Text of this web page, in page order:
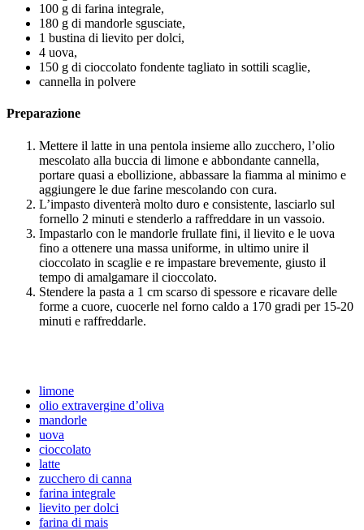
100 g di farina integrale,
180 g di mandorle sgusciate,
1 bustina di lievito per dolci,
4 uova,
150 g di cioccolato fondente tagliato in sottili scaglie,
cannella in polvere
Preparazione
Mettere il latte in una pentola insieme allo zucchero, l’olio
mescolato alla buccia di limone e abbondante cannella,
portare quasi a ebollizione, abbassare la fiamma al minimo e
aggiungere le due farine mescolando con cura.
L’impasto diventerà molto duro e consistente, lasciarlo sul
fornello 2 minuti e stenderlo a raffreddare in un vassoio.
Impastarlo con le mandorle frullate fini, il lievito e le uova
fino a ottenere una massa uniforme, in ultimo unire il
cioccolato in scaglie e re impastare brevemente, giusto il
tempo di amalgamare il cioccolato.
Stendere la pasta a 1 cm scarso di spessore e ricavare delle
forme a cuore, cuocerle nel forno caldo a 170 gradi per 15-20
minuti e raffreddarle.
limone
olio extravergine d’oliva
mandorle
uova
cioccolato
latte
zucchero di canna
farina integrale
lievito per dolci
farina di mais